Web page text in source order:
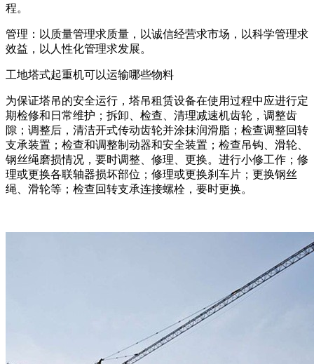
程。
管理：以质量管理求质量，以诚信经营求市场，以科学管理求
效益，以人性化管理求发展。
工地塔式起重机可以运输哪些物料
为保证塔吊的安全运行，塔吊租赁设备在使用过程中应进行定
期检修和日常维护；拆卸、检查、清理减速机齿轮，调整齿
隙；调整后，清洁开式传动齿轮并涂抹润滑脂；检查调整回转
支承装置；检查和调整制动器和安全装置；检查吊钩、滑轮、
钢丝绳磨损情况，要时调整、修理、更换。进行小修工作；修
理或更换各联轴器损坏部位；修理或更换刹车片；更换钢丝
绳、滑轮等；检查回转支承连接螺栓，要时更换。